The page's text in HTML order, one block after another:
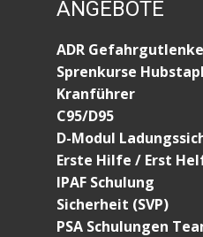
ANGEBOTE
ADR
Sprenkurse
Kranführer
C95/D95
D-Modul
Erste Hilfe / Erst
IPAF Schulung
Sicherheit (SVP)
PSA Schulungen